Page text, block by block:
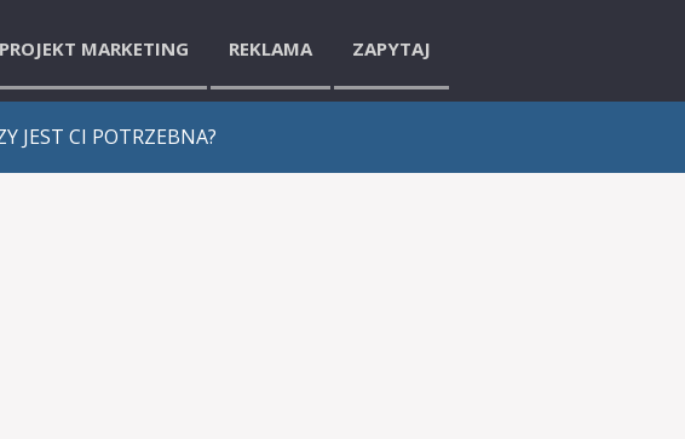
PROJEKT MARKETING REKLAMA ZAPYTAJ
JEST CI POTRZEBNA?